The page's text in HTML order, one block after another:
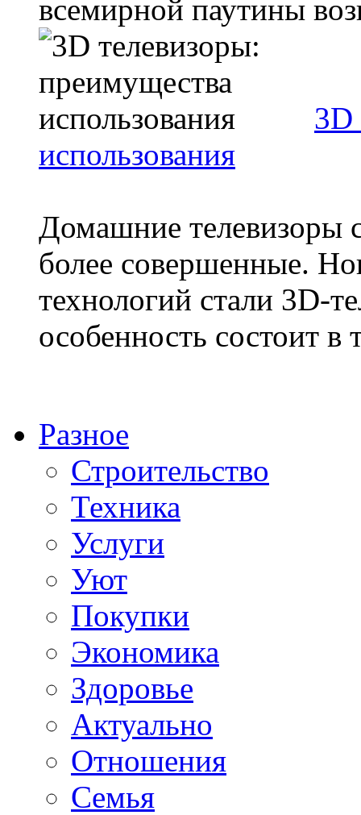
всемирной паутины
3D
использования
Домашние телевизоры
более совершенные.
технологий стали 3D-
особенность состоит в
Разное
Строительство
Техника
Услуги
Уют
Покупки
Экономика
Здоровье
Актуально
Отношения
Семья